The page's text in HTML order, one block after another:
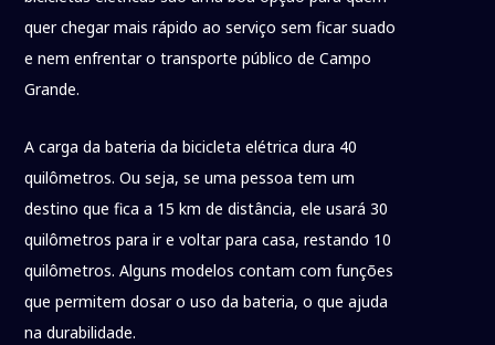
quer chegar mais rápido ao serviço sem ficar suado
e nem enfrentar o transporte público de Campo
Grande.
A carga da bateria da bicicleta elétrica dura 40
quilômetros. Ou seja, se uma pessoa tem um
destino que fica a 15 km de distância, ele usará 30
quilômetros para ir e voltar para casa, restando 10
quilômetros. Alguns modelos contam com funções
que permitem dosar o uso da bateria, o que ajuda
na durabilidade.